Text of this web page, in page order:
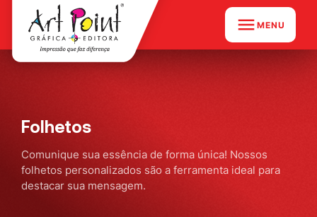
MENU
Folhetos
Comunique sua essência de forma única! Nossos
folhetos personalizados são a ferramenta ideal para
destacar sua mensagem.